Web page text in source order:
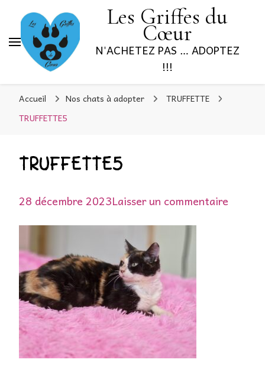
Les Griffes du
Cœur
N'ACHETEZ PAS … ADOPTEZ
!!!
Accueil Nos chats à adopter
TRUFFETTE
TRUFFETTE5
TRUFFETTE5
28 décembre 2023Laisser un commentaire